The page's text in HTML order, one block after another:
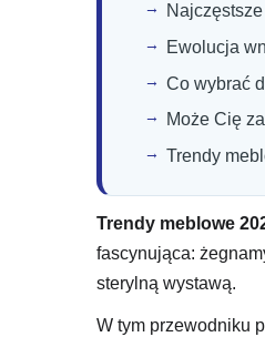
Ewolucja
Co wybrać
Może Cię
Trendy
Trendy meblowe
fascynująca:
sterylną wystawą.
W tym przewodniku